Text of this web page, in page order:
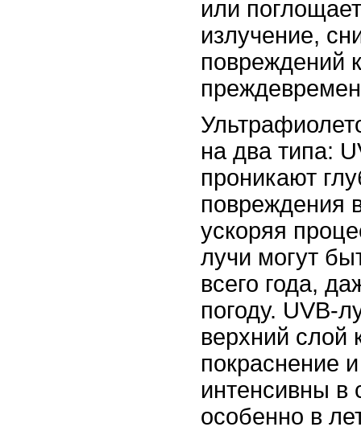
или
излучение,
повреждений
на два типа:
проникают
повреждения
ускоряя
лучи могут
всего года,
погоду. UVB-
верхний слой
покраснение
интенсивны в
особенно в